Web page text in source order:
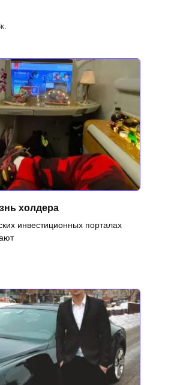
холдера
инвестиционных порталах